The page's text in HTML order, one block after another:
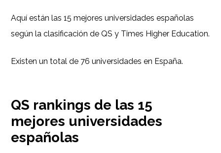
Aquí están las 15 mejores universidades españolas
según la clasificación de QS y Times Higher Education.
Existen un total de 76 universidades en España.
QS rankings de las 15
mejores universidades
españolas